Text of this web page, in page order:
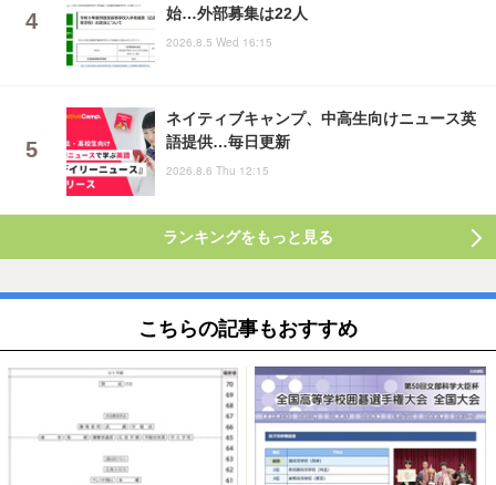
始…外部募集は22人
2026.8.5 Wed 16:15
ネイティブキャンプ、中高生向けニュース英
語提供…毎日更新
2026.8.6 Thu 12:15
ランキングをもっと見る
こちらの記事もおすすめ